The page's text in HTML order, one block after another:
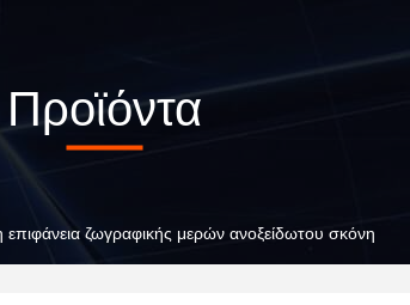
Προϊόντα
ζωγραφικής μερών ανοξείδωτου σκόνη